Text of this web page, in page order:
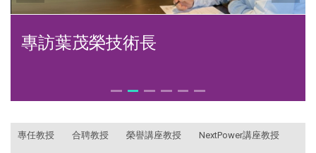
專訪葉茂榮技術長
專任教授 合聘教授 榮譽講座教授 NextPower講座教授